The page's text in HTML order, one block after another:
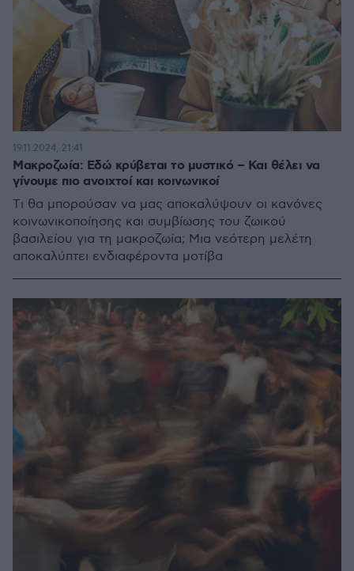
Μακροζωία: Εδώ κρύβεται το μυστικό – Και θέλει να
γίνουμε πιο ανοιχτοί και κοινωνικοί
Tι θα μπορούσαν να μας αποκαλύψουν οι κανόνες
κοινωνικοποίησης και συμβίωσης του ζωικού
βασιλείου για τη μακροζωία; Mια νεότερη μελέτη
αποκαλύπτει ενδιαφέροντα μοτίβα
19.11.2024, 21:41